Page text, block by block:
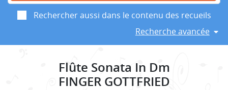
Rechercher aussi dans le contenu des recueils
Recherche avancée
Flûte Sonata In Dm
FINGER GOTTFRIED